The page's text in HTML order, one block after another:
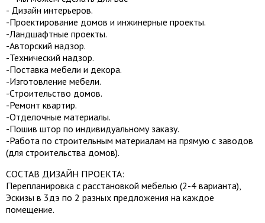
- Дизайн интерьеров.
-Проектирование домов и инжинерные проекты.
-Ландшафтные проекты.
-Авторский надзор.
-Технический надзор.
-Поставка мебели и декора.
-Изготовление мебели.
-Строительство домов.
-Ремонт квартир.
-Отделочные материалы.
-Пошив штор по индивидуальному заказу.
-Работа по строительным материалам на прямую с заводов
(для строительства домов).
СОСТАВ ДИЗАЙН ПРОЕКТА:
Перепланировка с расстановкой мебелью (2-4 варианта),
Эскизы в 3дэ по 2 разных предложения на каждое
помещение.